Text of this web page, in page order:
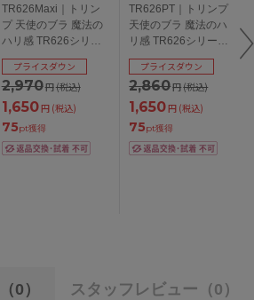
TR626Maxi｜トリン
プ 天使のブラ 魔法の
ハリ感 TR626シリー
ズ マキシショーツ M/L
2,970円(税込)
プライスダウン
1,650円 (税込)
75pt獲得
TR626PT｜トリンプ
天使のブラ 魔法のハ
リ感 TR626シリーズ
ボーイレングスショー
ツ M/L
2,860円(税込)
プライスダウン
1,650円 (税込)
75pt獲得
（0） スタッフレビュー （0）